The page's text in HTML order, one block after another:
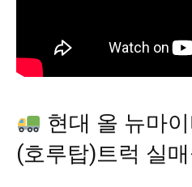
현대 올 뉴마
(호루탑)트럭 실